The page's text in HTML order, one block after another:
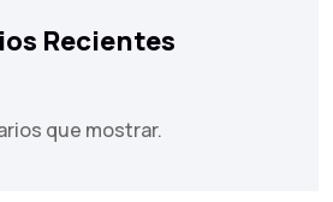
Recientes
que mostrar.